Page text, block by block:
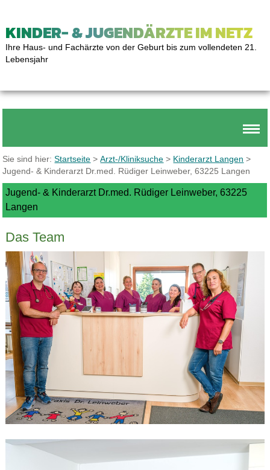
KINDER- & JUGENDÄRZTE IM NETZ
Ihre Haus- und Fachärzte von der Geburt bis zum vollendeten 21.
Lebensjahr
Sie sind hier:Startseite >Arzt-/Kliniksuche > Kinderarzt Langen >
Jugend- & Kinderarzt Dr.med. Rüdiger Leinweber, 63225 Langen
Jugend- & Kinderarzt Dr.med. Rüdiger Leinweber, 63225
Langen
Das Team